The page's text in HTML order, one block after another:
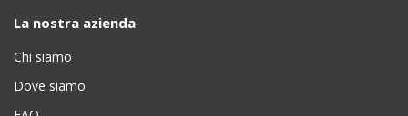
La nostra azienda
Chi siamo
Dove siamo